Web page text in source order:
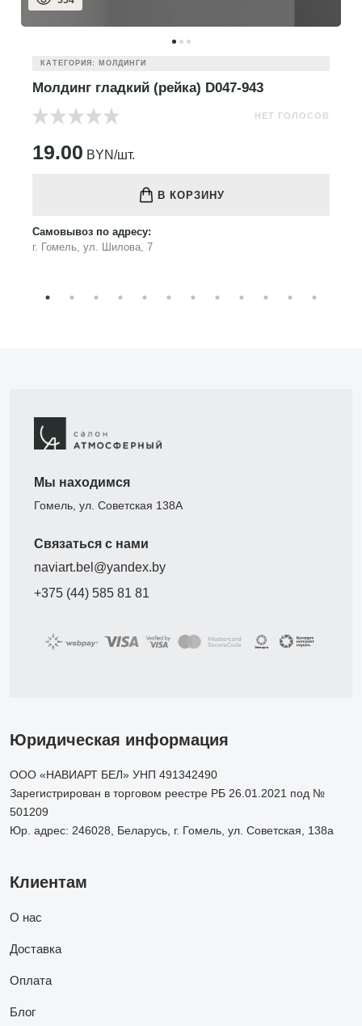
КАТЕГОРИЯ: МОЛДИНГИ
Молдинг гладкий (рейка) D047-943
НЕТ ГОЛОСОВ
19.00 BYN/шт.
В КОРЗИНУ
Самовывоз по адресу:
г. Гомель, ул. Шилова, 7
Мы находимся
Гомель, ул. Советская 138А
Связаться с нами
naviart.bel@yandex.by
+375 (44) 585 81 81
Юридическая информация
ООО «НАВИАРТ БЕЛ» УНП 491342490
Зарегистрирован в торговом реестре РБ 26.01.2021 под №
501209
Юр. адрес: 246028, Беларусь, г. Гомель, ул. Советская, 138а
Клиентам
О нас
Доставка
Оплата
Блог